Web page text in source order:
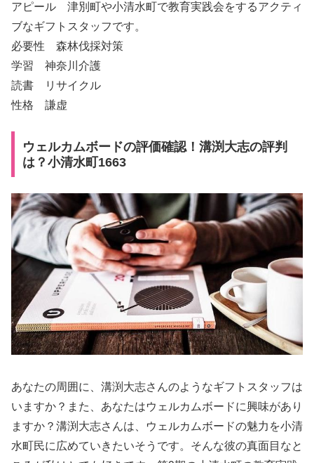
アピール 津別町や小清水町で教育実践会をするアクティ
ブなギフトスタッフです。
必要性 森林伐採対策
学習 神奈川介護
読書 リサイクル
性格 謙虚
ウェルカムボードの評価確認！溝渕大志の評判
は？小清水町1663
あなたの周囲に、溝渕大志さんのようなギフトスタッフは
いますか？また、あなたはウェルカムボードに興味があり
ますか？溝渕大志さんは、ウェルカムボードの魅力を小清
水町民に広めていきたいそうです。そんな彼の真面目なと